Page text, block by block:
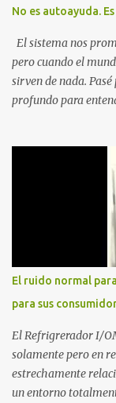
No es autoayuda.
El sistema nos
pero cuando el
sirven de nada.
profundo para
un Cimarrón no es
llevar puestas las
Precipicio El
mi caída. No como
que la crisis es el
Este libro es el
el éxito corporativo
base técnica y
Amazon 2. La
El ruido normal
para sus
El Refrigrerador I/
solamente pero en
estrechamente
un entorno